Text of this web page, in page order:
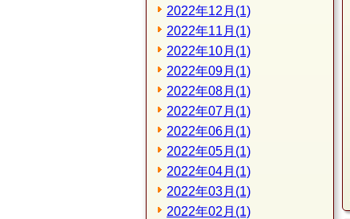
2022年12月(1)
2022年11月(1)
2022年10月(1)
2022年09月(1)
2022年08月(1)
2022年07月(1)
2022年06月(1)
2022年05月(1)
2022年04月(1)
2022年03月(1)
2022年02月(1)